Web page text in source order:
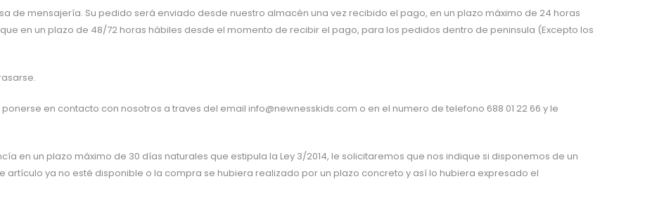
de mensajería. Su pedido será enviado desde nuestro almacén una vez recibido el pago, en un plazo máximo de 24 horas
en un plazo de 48/72 horas hábiles desde el momento de recibir el pago, para los pedidos dentro de peninsula (Excepto los
en contacto con nosotros a traves del email info@newnesskids.com o en el numero de telefono 688 01 22 66 y le
en un plazo máximo de 30 días naturales que estipula la Ley 3/2014, le solicitaremos que nos indique si disponemos de un
artículo ya no esté disponible o la compra se hubiera realizado por un plazo concreto y así lo hubiera expresado el